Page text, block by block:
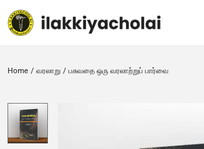
Home / வரலாறு / பசுவதை ஒரு வரலாற்றுப் பார்வை